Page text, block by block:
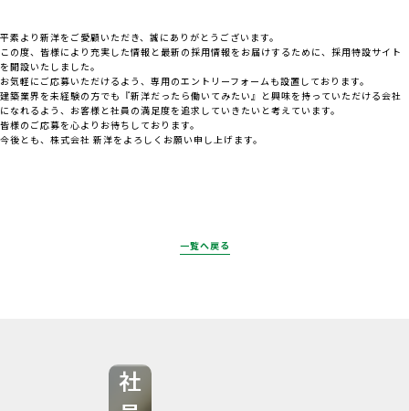
平素より新洋をご愛顧いただき、誠にありがとうございます。
この度、皆様により充実した情報と最新の採用情報をお届けするために、採用特設サイト
を開設いたしました。
お気軽にご応募いただけるよう、専用のエントリーフォームも設置しております。
建築業界を未経験の方でも『新洋だったら働いてみたい』と興味を持っていただける会社
になれるよう、お客様と社員の満足度を追求していきたいと考えています。
皆様のご応募を心よりお待ちしております。
今後とも、株式会社 新洋をよろしくお願い申し上げます。
一覧へ戻る
社